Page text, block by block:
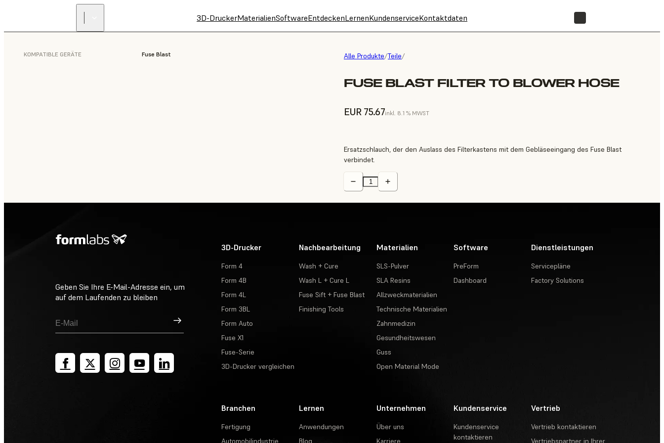
3D-DruckerMaterialienSoftwareEntdeckenLernenKundenserviceKontaktdaten
Alle Produkte/Teile/
FUSE BLAST FILTER TO BLOWER HOSE
EUR 75.67inkl. 8.1 % MWST
KOMPATIBLE GERÄTE Fuse Blast
Ersatzschlauch, der den Auslass des Filterkastens mit dem Gebläseeingang des Fuse Blast
verbindet.
Geben Sie Ihre E-Mail-Adresse ein, um
auf dem Laufenden zu bleiben
Registrieren
3D-Drucker
Form 4
Form 4B
Form 4L
Form 3BL
Form Auto
Fuse X1
Fuse-Serie
3D-Drucker vergleichen
Nachbearbeitung
Wash + Cure
Wash L + Cure L
Fuse Sift + Fuse Blast
Finishing Tools
Materialien
SLS-Pulver
SLA Resins
Allzweckmaterialien
Technische Materialien
Zahnmedizin
Gesundheitswesen
Guss
Open Material Mode
Software
PreForm
Dashboard
Dienstleistungen
Servicepläne
Factory Solutions
Branchen
Fertigung
Automobilindustrie
Lernen
Anwendungen
Blog
Unternehmen
Über uns
Karriere
Kundenservice
Kundenservice
kontaktieren
Vertrieb
Vertrieb kontaktieren
Vertriebspartner in Ihrer